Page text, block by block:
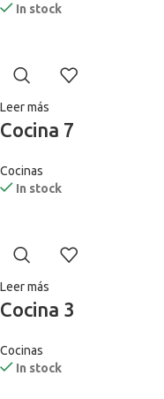
In stock
Leer más
Cocina 7
Cocinas
In stock
Leer más
Cocina 3
Cocinas
In stock